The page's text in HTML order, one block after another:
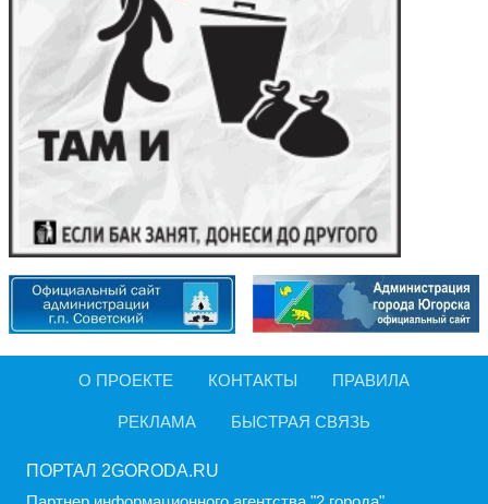
О ПРОЕКТЕ КОНТАКТЫ ПРАВИЛА
РЕКЛАМА БЫСТРАЯ СВЯЗЬ
ПОРТАЛ 2GORODA.RU